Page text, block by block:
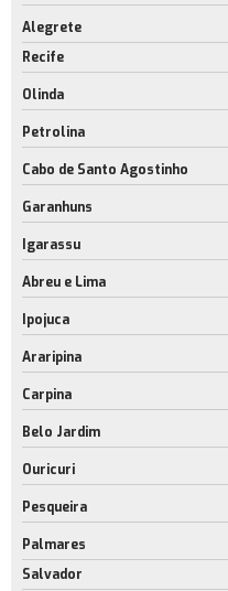
Alegrete
Recife
Olinda
Petrolina
Cabo de Santo Agostinho
Garanhuns
Igarassu
Abreu e Lima
Ipojuca
Araripina
Carpina
Belo Jardim
Ouricuri
Pesqueira
Palmares
Salvador